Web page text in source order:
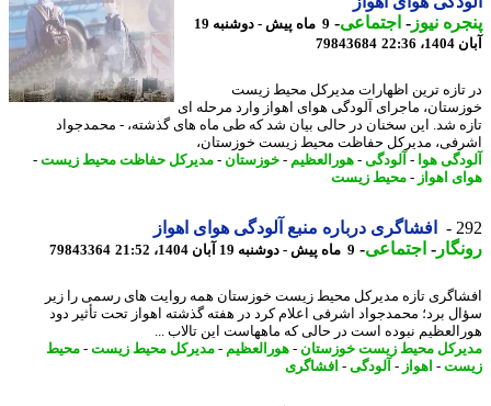
نیوز-اجتماعی-
9 ماه پیش - دوشنبه 19
79843684
ترین اظهارات مدیرکل محیط زیست
ماجرای آلودگی هوای اهواز وارد مرحله ای
شد. این سخنان در حالی بیان شد که طی ماه های گذشته، - محمدجواد
مدیرکل حفاظت محیط زیست خوزستان،
هوا -آلودگی-هورالعظیم-خوزستان-مدیرکل حفاظت محیط زیست-
اهواز -محیط زیست
افشاگری درباره منبع آلودگی هوای اهواز
-اجتماعی-9 ماه پیش - دوشنبه 19 آبان 1404، 21:52 79843364
تازه مدیرکل محیط زیست خوزستان همه روایت های رسمی را زیر
برد؛ محمدجواد اشرفی اعلام کرد در هفته گذشته اهواز تحت تأثیر دود
نبوده است در حالی که ماههاست این تالاب ...
محیط زیست خوزستان-هورالعظیم-مدیرکل محیط زیست-محیط
-اهواز -آلودگی-افشاگری